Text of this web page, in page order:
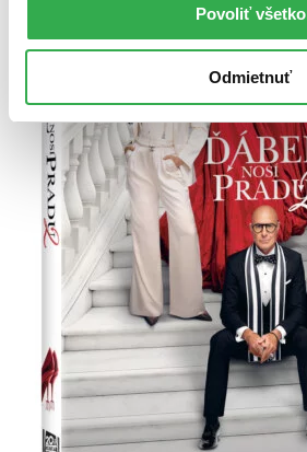
Povoliť všetko
Odmietnuť